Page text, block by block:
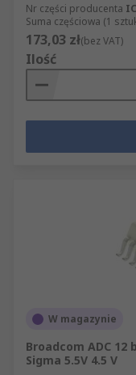
Nr części producenta
Suma częściowa (1
173,03 zł(bez VAT)
Ilość
W magazynie
Broadcom ADC 12
Sigma 5.5V 4.5 V